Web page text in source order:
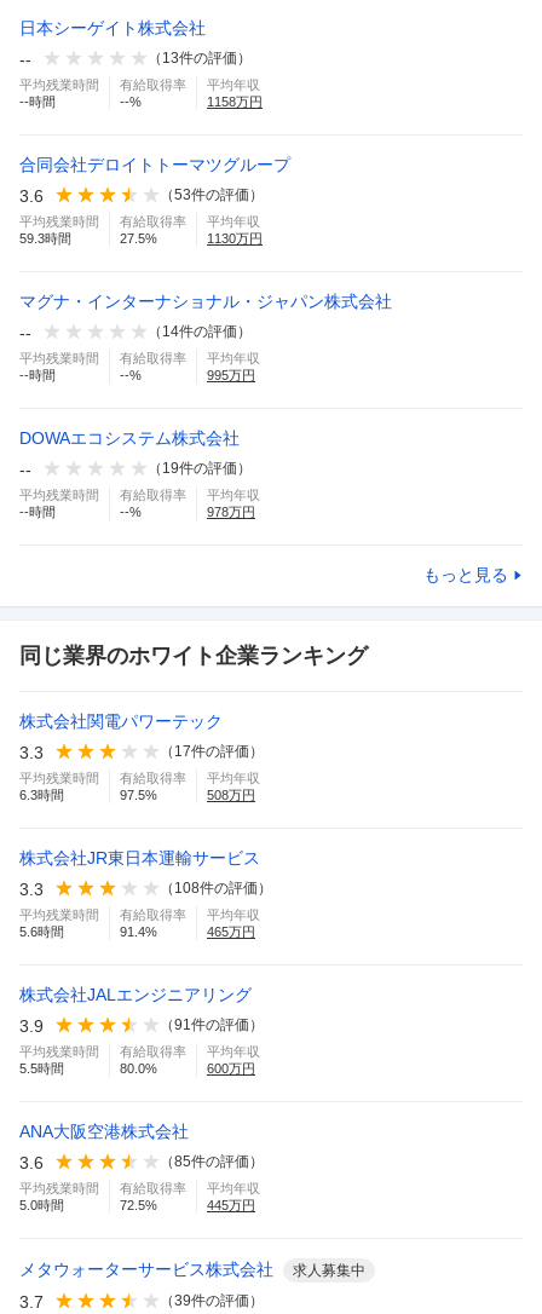
日本シーゲイト株式会社
--
（ 13件の評価）
平均残業時間
--時間
有給取得率
--%
平均年収
1158万円
合同会社デロイトトーマツグループ
3.6
（53件の評価）
平均残業時間
59.3時間
有給取得率
27.5%
平均年収
1130万円
マグナ・インターナショナル・ジャパン株式会社
--
（ 14件の評価）
平均残業時間
--時間
有給取得率
--%
平均年収
995万円
DOWAエコシステム株式会社
--
（ 19件の評価）
平均残業時間
--時間
有給取得率
--%
平均年収
978万円
もっと見る
同じ業界のホワイト企業ランキング
株式会社関電パワーテック
3.3
（ 17件の評価）
平均残業時間
6.3時間
有給取得率
97.5%
平均年収
508万円
株式会社JR東日本運輸サービス
3.3
（ 108件の評価）
平均残業時間
5.6時間
有給取得率
91.4%
平均年収
465万円
株式会社JALエンジニアリング
3.9
（91件の評価）
平均残業時間
5.5時間
有給取得率
80.0%
平均年収
600万円
ANA大阪空港株式会社
3.6
（85件の評価）
平均残業時間
5.0時間
有給取得率
72.5%
平均年収
445万円
メタウォーターサービス株式会社 求人募集中
3.7 （39件の評価）